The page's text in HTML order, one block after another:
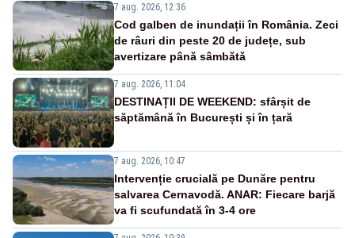
7 aug. 2026, 12:36
Cod galben de inundații în România. Zeci
de râuri din peste 20 de județe, sub
avertizare până sâmbătă
7 aug. 2026, 11:04
DESTINAȚII DE WEEKEND: sfârșit de
săptămână în București și în țară
7 aug. 2026, 10:47
Intervenție crucială pe Dunăre pentru
salvarea Cernavodă. ANAR: Fiecare barjă
va fi scufundată în 3-4 ore